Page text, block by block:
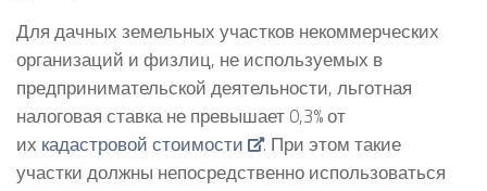
Для дачных земельных участков некоммерческих
организаций и физлиц, не используемых в
предпринимательской деятельности, льготная
налоговая ставка не превышает 0,3% от
их кадастровой стоимости
. При этом такие
участки должны непосредственно использоваться